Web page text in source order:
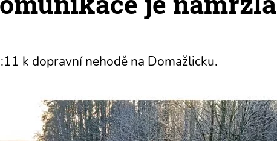
k dopravní nehodě na Domažlicku.